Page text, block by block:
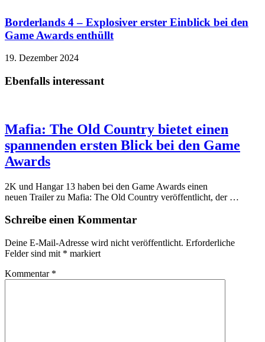
Borderlands 4 – Explosiver erster Einblick bei den
Game Awards enthüllt
19. Dezember 2024
Ebenfalls interessant
Mafia: The Old Country bietet einen
spannenden ersten Blick bei den Game
Awards
2K und Hangar 13 haben bei den Game Awards einen
neuen Trailer zu Mafia: The Old Country veröffentlicht, der …
Schreibe einen Kommentar
Deine E-Mail-Adresse wird nicht veröffentlicht. Erforderliche
Felder sind mit * markiert
Kommentar *